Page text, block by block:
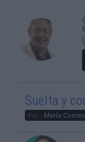
Suelta y
Por María